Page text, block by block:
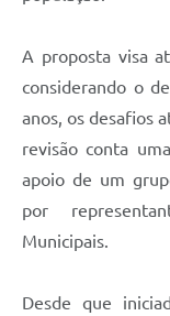
A proposta visa
considerando o
anos, os desafios
revisão conta
apoio de um
por
Municipais.
Desde que